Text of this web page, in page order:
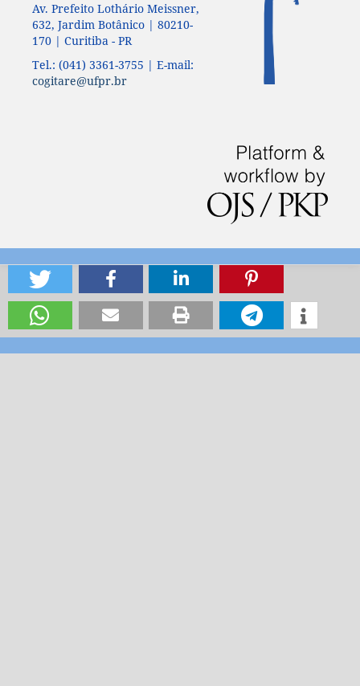
Av. Prefeito Lothário Meissner,
632, Jardim Botânico | 80210-
170 | Curitiba - PR
Tel.: (041) 3361-3755 | E-mail:
cogitare@ufpr.br